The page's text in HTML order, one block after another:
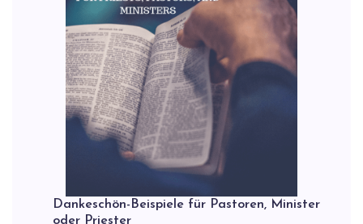
Dankeschön-Beispiele für Pastoren, Minister
oder Priester